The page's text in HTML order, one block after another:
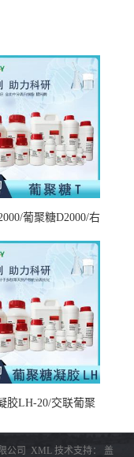
葡聚糖D2000/右
胶LH-20/交联葡聚
公司 XML 技术支持： 盖